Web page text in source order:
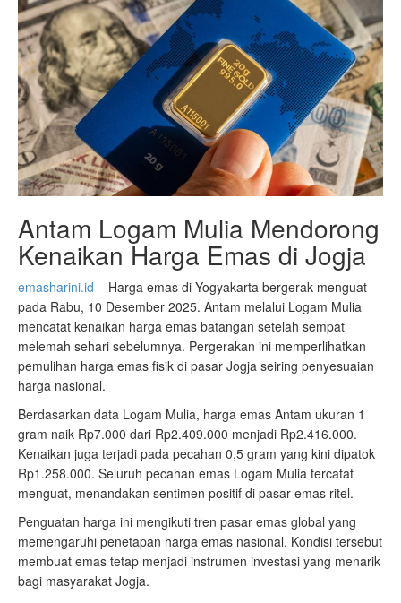
Antam Logam Mulia Mendorong
Kenaikan Harga Emas di Jogja
emasharini.id – Harga emas di Yogyakarta bergerak menguat
pada Rabu, 10 Desember 2025. Antam melalui Logam Mulia
mencatat kenaikan harga emas batangan setelah sempat
melemah sehari sebelumnya. Pergerakan ini memperlihatkan
pemulihan harga emas fisik di pasar Jogja seiring penyesuaian
harga nasional.
Berdasarkan data Logam Mulia, harga emas Antam ukuran 1
gram naik Rp7.000 dari Rp2.409.000 menjadi Rp2.416.000.
Kenaikan juga terjadi pada pecahan 0,5 gram yang kini dipatok
Rp1.258.000. Seluruh pecahan emas Logam Mulia tercatat
menguat, menandakan sentimen positif di pasar emas ritel.
Penguatan harga ini mengikuti tren pasar emas global yang
memengaruhi penetapan harga emas nasional. Kondisi tersebut
membuat emas tetap menjadi instrumen investasi yang menarik
bagi masyarakat Jogja.